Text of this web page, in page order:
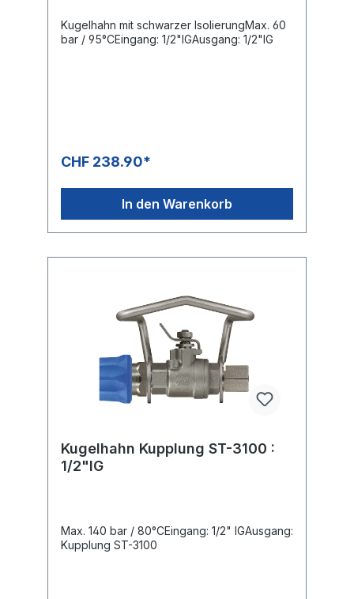
Kugelhahn mit schwarzer IsolierungMax. 60
bar / 95°CEingang: 1/2"IGAusgang: 1/2"IG
CHF 238.90*
In den Warenkorb
Kugelhahn Kupplung ST-3100 :
1/2"IG
Max. 140 bar / 80°CEingang: 1/2" IGAusgang:
Kupplung ST-3100